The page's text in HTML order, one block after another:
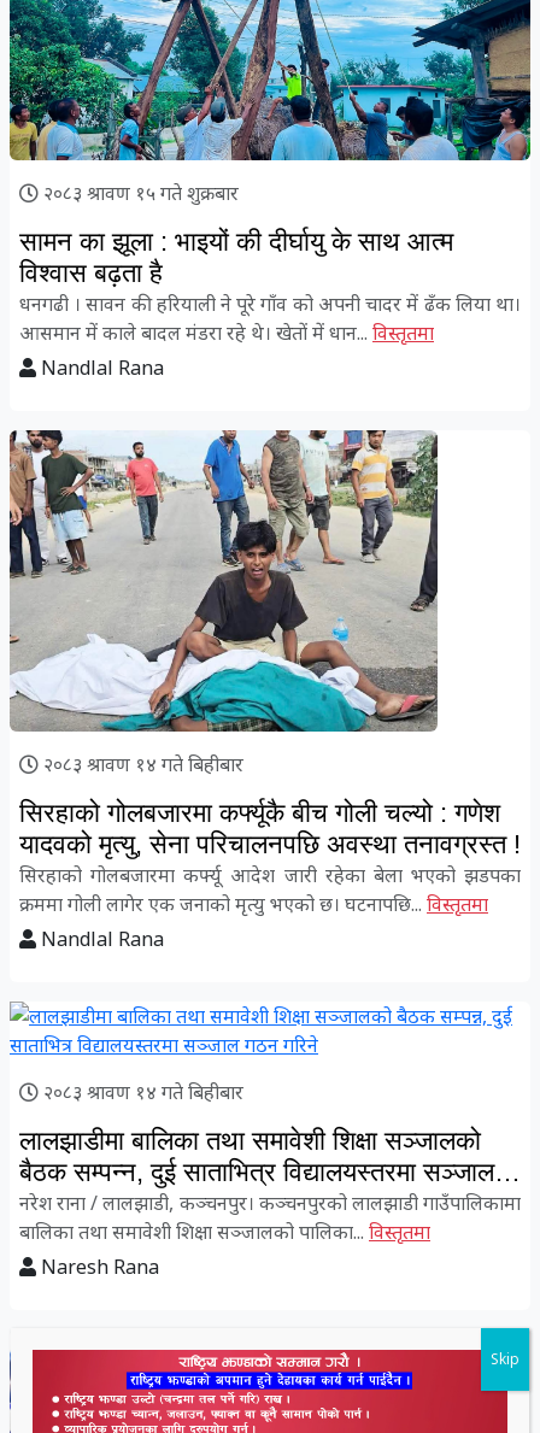
२०८३ श्रावण १५ गते शुक्रबार
सामन का झूला : भाइयों की दीर्घायु के साथ आत्म
विश्वास बढ़ता है
धनगढी । सावन की हरियाली ने पूरे गाँव को अपनी चादर में ढँक लिया था।
आसमान में काले बादल मंडरा रहे थे। खेतों में धान... विस्तृतमा
Nandlal Rana
२०८३ श्रावण १४ गते बिहीबार
सिरहाको गोलबजारमा कर्फ्यूकै बीच गोली चल्यो : गणेश
यादवको मृत्यु, सेना परिचालनपछि अवस्था तनावग्रस्त !
सिरहाको गोलबजारमा कर्फ्यू आदेश जारी रहेका बेला भएको झडपका
क्रममा गोली लागेर एक जनाको मृत्यु भएको छ। घटनापछि... विस्तृतमा
Nandlal Rana
२०८३ श्रावण १४ गते बिहीबार
लालझाडीमा बालिका तथा समावेशी शिक्षा सञ्जालको
बैठक सम्पन्न, दुई साताभित्र विद्यालयस्तरमा सञ्जाल
गठन गरिने
नरेश राना / लालझाडी, कञ्चनपुर। कञ्चनपुरको लालझाडी गाउँपालिकामा
बालिका तथा समावेशी शिक्षा सञ्जालको पालिका... विस्तृतमा
Naresh Rana
Skip